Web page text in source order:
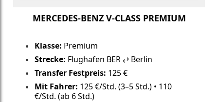
MERCEDES-BENZ V-CLASS PREMIUM
Klasse: Premium
Strecke: Flughafen BER ⇄ Berlin
Transfer Festpreis: 125 €
Mit Fahrer: 125 €/Std. (3–5 Std.) • 110
€/Std. (ab 6 Std.)